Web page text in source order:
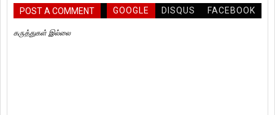
POST A COMMENT GOOGLE DISQUS FACEBOOK
கருத்துகள் இல்லை